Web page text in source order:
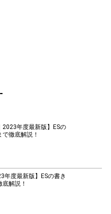
2023年度最新版】ESの
徹底解説！
年度最新版】ESの書き
解説！